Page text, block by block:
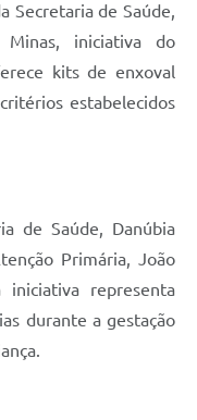
Secretaria de Saúde,
iniciativa do
kits de enxoval
estabelecidos
de Saúde, Danúbia
Primária, João
iniciativa representa
durante a gestação